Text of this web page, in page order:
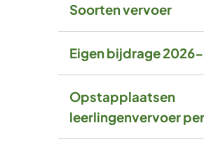
Soorten vervoer
Eigen bijdrage
Opstapplaatsen
leerlingenvervoer